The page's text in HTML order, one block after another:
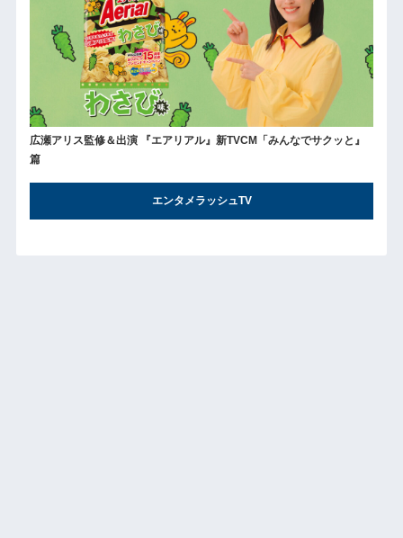
広瀬アリス監修＆出演 『エアリアル』新TVCM「みんなでサクッと』
篇
エンタメラッシュTV